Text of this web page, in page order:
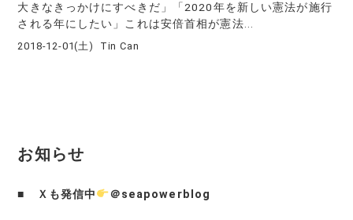
大きなきっかけにすべきだ」「2020年を新しい憲法が施行
される年にしたい」これは安倍首相が憲法...
2018-12-01(土) Tin Can
お知らせ
■ Ｘも発信中 ＠seapowerblog